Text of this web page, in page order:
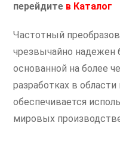
перейдите в Каталог
Частотный
чрезвычайно надежен
основанной на более
разработках в
обеспечивается
мировых